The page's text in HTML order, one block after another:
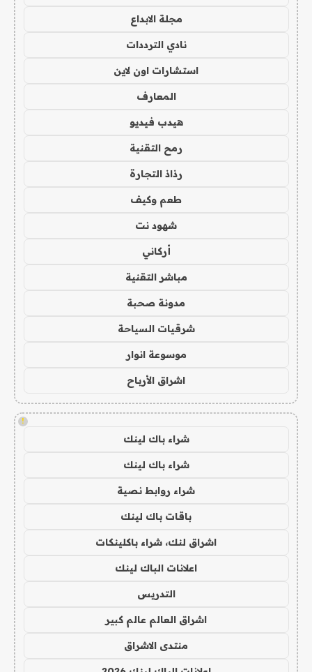
مجلة الابداع
نادي الترددات
استشارات اون لاين
المعارف
هيدب فيديو
رمح التقنية
رذاذ التجارة
طعم وكيف
شهود نت
أركاني
مباشر التقنية
مدونة صحبة
شرقيات السياحة
موسوعة انوار
اشراق الأرباح
!
شراء باك لينك
شراء باك لينك
شراء روابط نصية
باقات باك لينك
اشراق لنك، شراء باكلينكات
اعلانات الباك لينك
التدريس
اشراق العالم عالم كبير
منتدى الاشراق